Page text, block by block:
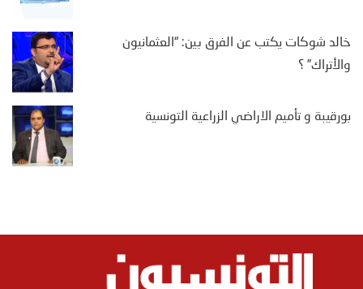
خالد شوكات يكتب عن الفرق بين: “العثمانيون
والأتراك” ؟
بورقيبة و تأميم الاراضي الزراعية التونسية